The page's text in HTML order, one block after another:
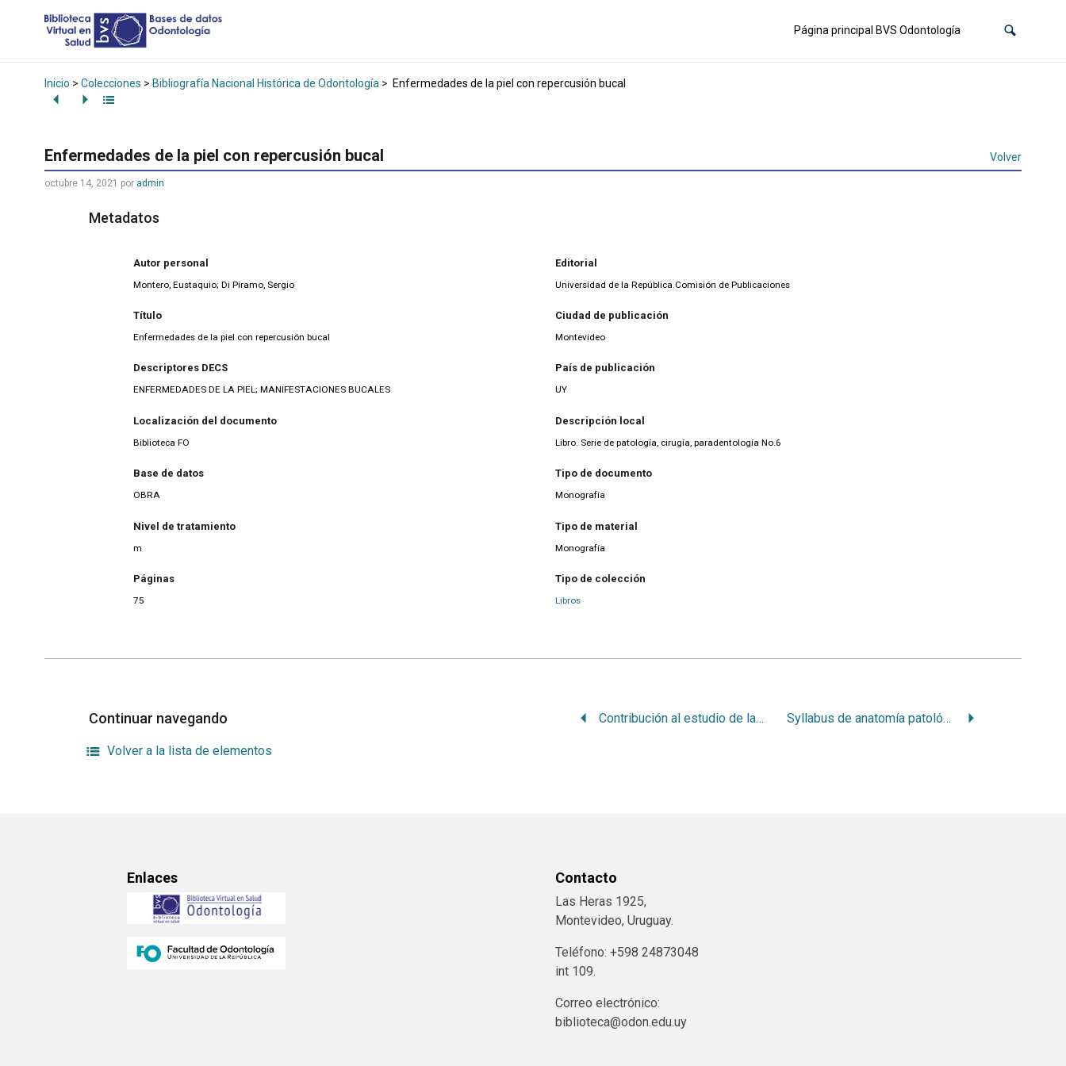
Página principal BVS Odontología
Inicio > Colecciones > Bibliografía Nacional Histórica de Odontología > Enfermedades de la piel con repercusión bucal
Enfermedades de la piel con repercusión bucal Volver
octubre 14, 2021 por admin
Metadatos
Autor personal
Montero, Eustaquio; Di Píramo, Sergio
Título
Enfermedades de la piel con repercusión bucal
Descriptores DECS
ENFERMEDADES DE LA PIEL; MANIFESTACIONES BUCALES
Localización del documento
Biblioteca FO
Base de datos
OBRA
Nivel de tratamiento
m
Páginas
75
Editorial
Universidad de la República.Comisión de Publicaciones
Ciudad de publicación
Montevideo
País de publicación
UY
Descripción local
Libro. Serie de patología, cirugía, paradentología No.6
Tipo de documento
Monografía
Tipo de material
Monografía
Tipo de colección
Libros
Continuar navegando Contribución al estudio de las coronas parciales con rielera Syllabus de anatomía patológica buco-dental
Volver a la lista de elementos
Enlaces Contacto
Las Heras 1925,
Montevideo, Uruguay.
Teléfono: +598 24873048
int 109.
Correo electrónico:
biblioteca@odon.edu.uy